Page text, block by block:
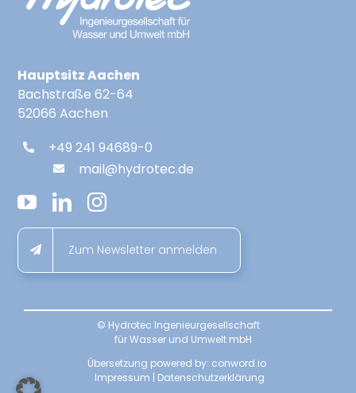
Hauptsitz Aachen
Bachstraße 62-64
52066 Aachen
+49 241 94689-0
mail@hydrotec.de
Zum Newsletter anmelden
© Hydrotec Ingenieurgesellschaft
für Wasser und Umwelt mbH
Übersetzung powered by: conword.io
Impressum | Datenschutzerklärung